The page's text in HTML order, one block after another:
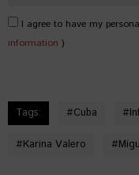
I agree to have my
information )
Tags: #Cuba #
#Karina Valero #